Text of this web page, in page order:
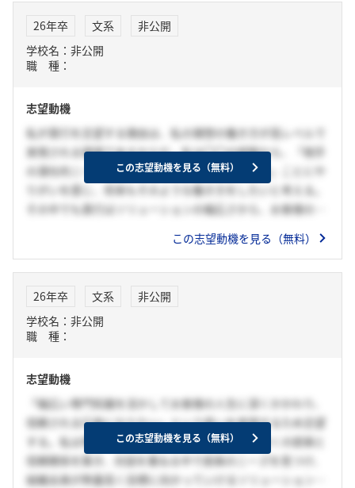
26年卒 文系
非公開
学校名：非公開
職 種：
志望動機
私が貴行を志望する理由は、私の理想の働き方が高レベルで
実現される環境であるからだ。私は〇〇の経験から、「相手
の潜在的ニーズを見極め最大限のものを提供する」ことにや
りがいを感じ、将来もそのような働き方をしたいと考える。
その中でも貴行はソリューションの幅広さから、お客様のニ
り高度に実現されると考え志望している。貴行のスキル支援
スキルを磨き続け、お客様の信頼を得て貢献したい。
この志望動機を見る（無料）
この志望動機を見る（無料）
26年卒 文系
非公開
学校名：非公開
職 種：
志望動機
「幅広い専門知識を活かしてお客様の人生に深くかかわり、
信頼される行員になりたい」という思いを実現するため志望
する。私は準体育会サッカー部の幹事長として多くの部員と
信頼関係を築き、対話を重ねる中で部員のニーズを見つけ、
組織全員が熱量高く目標に向かっていけるソリューションに
この志望動機を見る（無料）